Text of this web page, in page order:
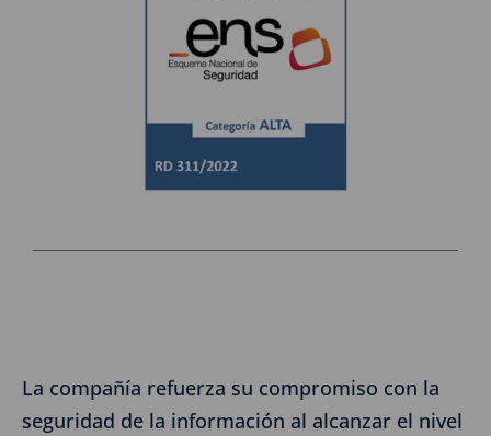
La compañía refuerza su compromiso con la
seguridad de la información al alcanzar el nivel